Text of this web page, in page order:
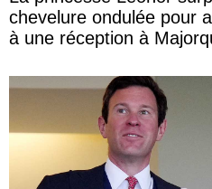
chevelure ondulée pour
à une réception à